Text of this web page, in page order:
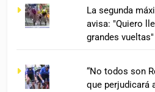
La segunda
avisa: "Quiero
grandes vueltas"
“No todos son
que perjudicará